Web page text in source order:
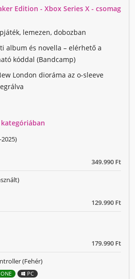
Edition - Xbox Series X - csomag
lemezen, dobozban
album és novella – elérhető a
kóddal (Bandcamp)
London dioráma az o-sleeve
349.990 Ft
129.990 Ft
179.990 Ft
(Fehér)
PC